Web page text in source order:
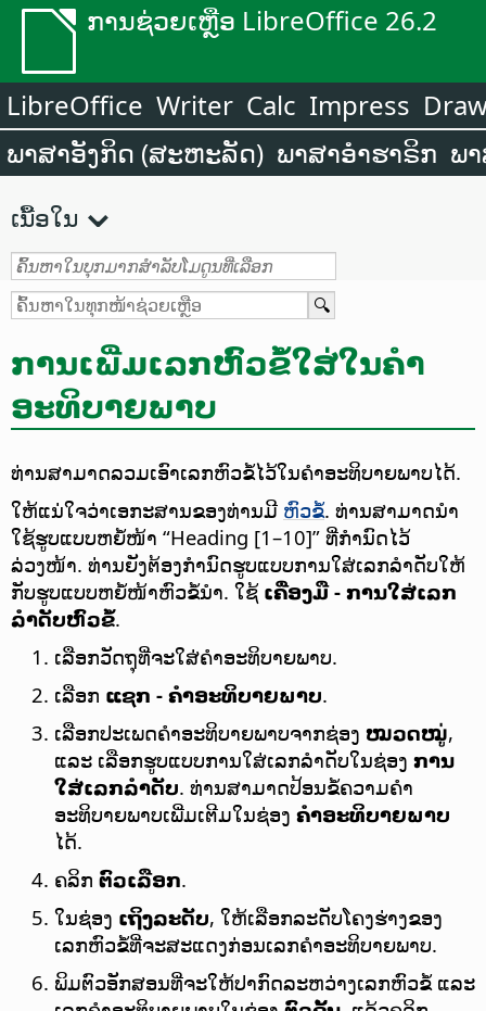
ການຊ່ວຍເຫຼືອ LibreOffice 26.2
LibreOffice Writer Calc Impress
ພາສາອັງກິດ (ສະຫະລັດ) ພາສາອຳຮາຣິກ ພ
ເນື້ອໃນ
ການເພີ່ມເລກຫົວຂໍ້ໃສ່ໃນຄຳ
ອະທິບາຍພາບ
ທ່ານສາມາດລວມເອົາເລກຫົວຂໍ້ໄວ້ໃນຄຳອະທິບາຍພາບໄດ້.
ໃຫ້ແນ່ໃຈວ່າເອກະສານຂອງທ່ານມີ ຫົວຂໍ້. ທ່ານສາມາດນຳ
ໃຊ້ຮູບແບບຫຍໍ້ໜ້າ “Heading [1–10]” ທີ່ກຳນົດໄວ້
ລ່ວງໜ້າ. ທ່ານຍັງຕ້ອງກຳນົດຮູບແບບການໃສ່ເລກລຳດັບໃຫ້
ກັບຮູບແບບຫຍໍ້ໜ້າຫົວຂໍ້ນຳ. ໃຊ້ ເຄື່ອງມື - ການໃສ່ເລກ
ລຳດັບຫົວຂໍ້.
ເລືອກວັດຖຸທີ່ຈະໃສ່ຄຳອະທິບາຍພາບ.
ເລືອກ ແຊກ - ຄຳອະທິບາຍພາບ.
ເລືອກປະເພດຄຳອະທິບາຍພາບຈາກຊ່ອງ ໝວດໝູ່,
ແລະ ເລືອກຮູບແບບການໃສ່ເລກລຳດັບໃນຊ່ອງ ການ
ໃສ່ເລກລຳດັບ. ທ່ານສາມາດປ້ອນຂໍ້ຄວາມຄຳ
ອະທິບາຍພາບເພີ່ມເຕີມໃນຊ່ອງ ຄຳອະທິບາຍພາບ
ໄດ້.
ຄລິກ ຕົວເລືອກ.
ໃນຊ່ອງ ເຖິງລະດັບ, ໃຫ້ເລືອກລະດັບໂຄງຮ່າງຂອງ
ເລກຫົວຂໍ້ທີ່ຈະສະແດງກ່ອນເລກຄຳອະທິບາຍພາບ.
ພິມຕົວອັກສອນທີ່ຈະໃຫ້ປາກົດລະຫວ່າງເລກຫົວຂໍ້ ແລະ